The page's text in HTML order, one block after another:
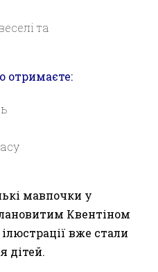
та
отримаєте:
мавпочки у
Квентіном
вже стали
дітей.